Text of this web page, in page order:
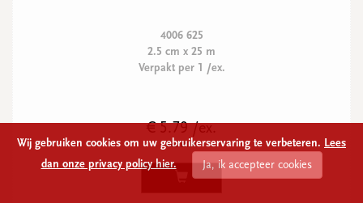
4006 625
2.5 cm x 25 m
Verpakt per 1 /ex.
€ 5.79 /ex.
Excl BTW
Wij gebruiken cookies om uw gebruikerservaring te verbeteren. Lees
dan onze privacy policy hier.
Ja, ik accepteer cookies